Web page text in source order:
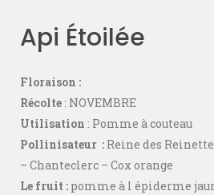
Api Étoilée
Floraison :
Récolte: NOVEMBRE
Utilisation : Pomme à couteau
Pollinisateur : Reine des
– Chanteclerc – Cox orange
Le fruit : pomme à l épiderme